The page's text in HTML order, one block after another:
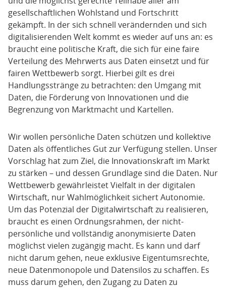
gesellschaftlichen Wohlstand und Fortschritt
gekämpft. In der sich schnell verändernden und sich
digitalisierenden Welt kommt es wieder auf uns an: es
braucht eine politische Kraft, die sich für eine faire
Verteilung des Mehrwerts aus Daten einsetzt und für
fairen Wettbewerb sorgt. Hierbei gilt es drei
Handlungsstränge zu betrachten: den Umgang mit
Daten, die Förderung von Innovationen und die
Begrenzung von Marktmacht und Kartellen.
Wir wollen persönliche Daten schützen und kollektive
Daten als öffentliches Gut zur Verfügung stellen. Unser
Vorschlag hat zum Ziel, die Innovationskraft im Markt
zu stärken – und dessen Grundlage sind die Daten. Nur
Wettbewerb gewährleistet Vielfalt in der digitalen
Wirtschaft, nur Wahlmöglichkeit sichert Autonomie.
Um das Potenzial der Digitalwirtschaft zu realisieren,
braucht es einen Ordnungsrahmen, der nicht-
persönliche und vollständig anonymisierte Daten
möglichst vielen zugängig macht. Es kann und darf
nicht darum gehen, neue exklusive Eigentumsrechte,
neue Datenmonopole und Datensilos zu schaffen. Es
muss darum gehen, den Zugang zu Daten zu